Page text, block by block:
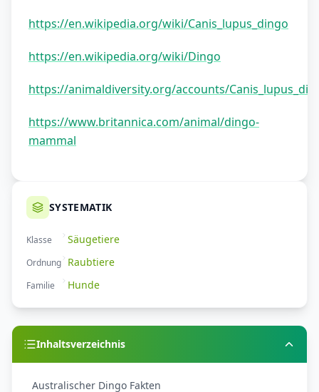
https://en.wikipedia.org/wiki/Canis_lupus_dingo
https://en.wikipedia.org/wiki/Dingo
https://animaldiversity.org/accounts/
https://www.britannica.com/animal/dingo-
mammal
SYSTEMATIK
Klasse Säugetiere
Ordnung Raubtiere
Familie Hunde
Inhaltsverzeichnis
Australischer Dingo Fakten